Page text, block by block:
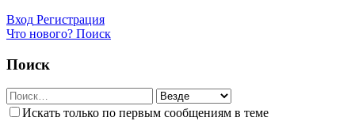
Вход Регистрация
Что нового? Поиск
Поиск
Искать только по первым сообщениям в теме